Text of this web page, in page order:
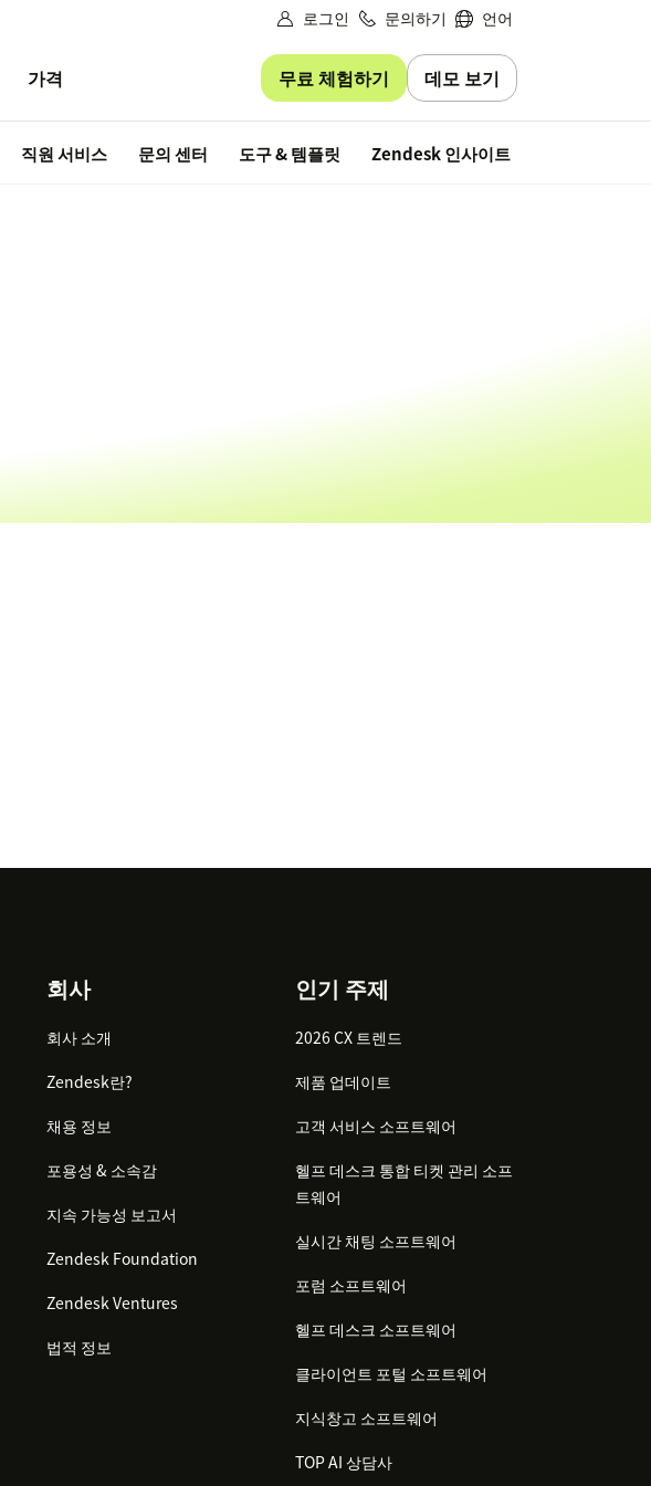
로그인 문의하기 언어
가격 무료 체험하기 데모 보기
직원 서비스 문의 센터 도구 & 템플릿 Zendesk 인사이트
회사
회사 소개
Zendesk란?
채용 정보
포용성 & 소속감
지속 가능성 보고서
Zendesk Foundation
Zendesk Ventures
법적 정보
인기 주제
2026 CX 트렌드
제품 업데이트
고객 서비스 소프트웨어
헬프 데스크 통합 티켓 관리 소프
트웨어
실시간 채팅 소프트웨어
포럼 소프트웨어
헬프 데스크 소프트웨어
클라이언트 포털 소프트웨어
지식창고 소프트웨어
TOP AI 상담사